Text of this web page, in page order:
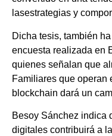
lasestrategias y
Dicha tesis, también
encuesta realizada en
quienes señalan que
Familiares que operan
blockchain dará un
Besoy Sánchez indica
digitales contribuirá a